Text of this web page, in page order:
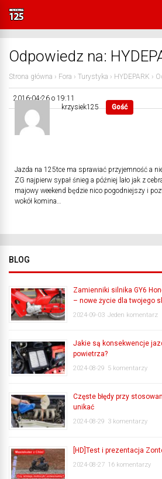
Odpowiedz na:
Strona główna › Fora › Turystyka › HYDEPARK ›
2016-04-26 o 19:11
krzysiek125
Gość
Jazda na 125tce ma sprawiać przyjemność a
ZG najpierw sypał śnieg a później lało jak z
majowy weekend będzie nico pogodniejszy i
wokół komina…
BLOG
Zamienniki silnika GY6
– nowe życie dla twojego
2024-09-03 Jeden komentarz
Jakie są konsekwencje
powietrza?
2024-08-29 5 komentarzy
Częste błędy przy
unikać
2024-08-29 3 komentarzy
[HD]Test i prezentacja
2024-08-27 16 komentarzy